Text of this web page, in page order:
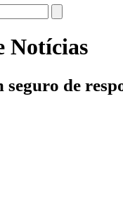
Notícias
seguro de